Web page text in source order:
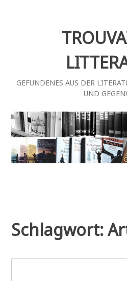
GEFUNDENES AUS DER
UND
Schlagwort: